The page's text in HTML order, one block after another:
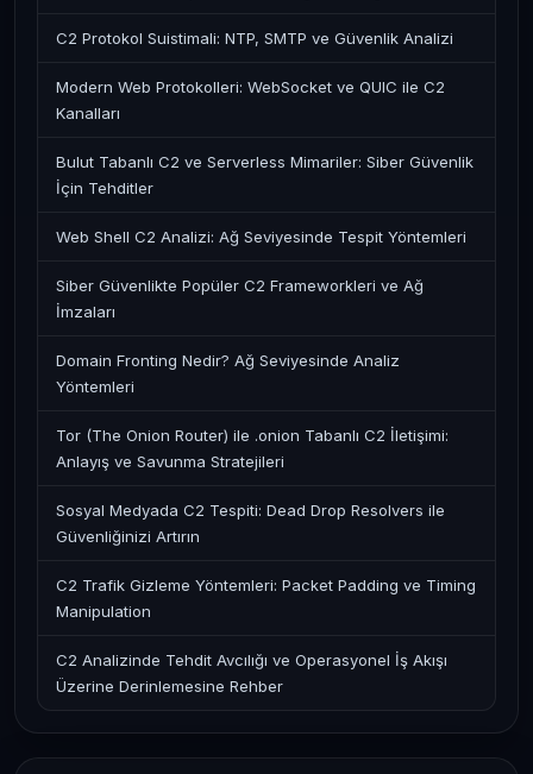
C2 Protokol Suistimali: NTP, SMTP ve Güvenlik Analizi
Modern Web Protokolleri: WebSocket ve QUIC ile C2
Kanalları
Bulut Tabanlı C2 ve Serverless Mimariler: Siber Güvenlik
İçin Tehditler
Web Shell C2 Analizi: Ağ Seviyesinde Tespit Yöntemleri
Siber Güvenlikte Popüler C2 Frameworkleri ve Ağ
İmzaları
Domain Fronting Nedir? Ağ Seviyesinde Analiz
Yöntemleri
Tor (The Onion Router) ile .onion Tabanlı C2 İletişimi:
Anlayış ve Savunma Stratejileri
Sosyal Medyada C2 Tespiti: Dead Drop Resolvers ile
Güvenliğinizi Artırın
C2 Trafik Gizleme Yöntemleri: Packet Padding ve Timing
Manipulation
C2 Analizinde Tehdit Avcılığı ve Operasyonel İş Akışı
Üzerine Derinlemesine Rehber